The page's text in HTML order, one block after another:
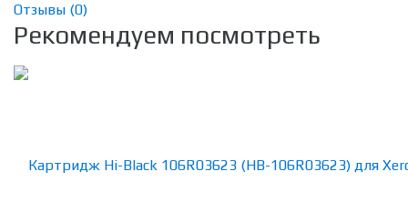
Отзывы (0)
Рекомендуем посмотреть